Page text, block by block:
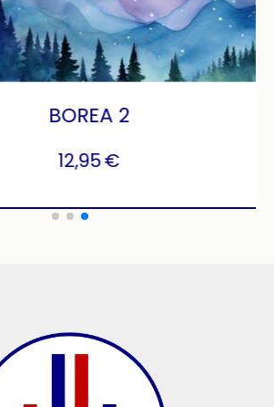
HIGHLANDS
12,95€